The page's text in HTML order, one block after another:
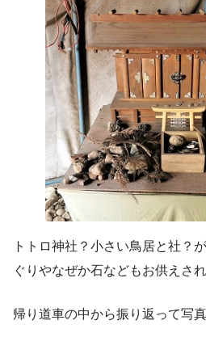
トトロ神社？小さい鳥居と社？
ぐりやなぜか石などもお供えさ
帰り道車の中から振り返って写